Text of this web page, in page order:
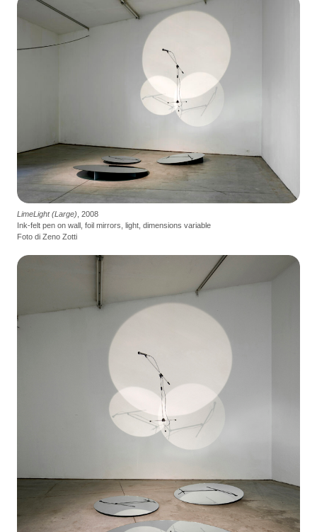
LimeLight (Large) , 2008
Ink-felt pen on wall, foil mirrors, light, dimensions variable
Foto di Zeno Zotti